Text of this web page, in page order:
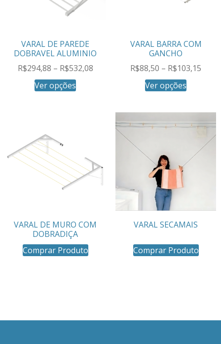
VARAL DE PAREDE
DOBRAVEL ALUMINIO
R$294,88 – R$532,08
Ver opções
VARAL BARRA COM
GANCHO
R$88,50 – R$103,15
Ver opções
VARAL DE MURO COM
DOBRADIÇA
Comprar Produto
VARAL SECAMAIS
Comprar Produto